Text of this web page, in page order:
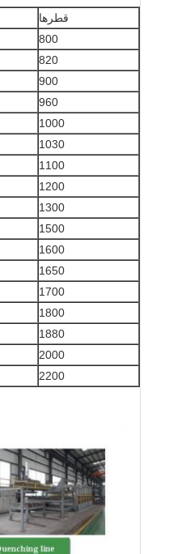
قطرها
800
820
900
960
1000
1030
1100
1200
1300
1500
1600
1650
1700
1800
1880
2000
2200